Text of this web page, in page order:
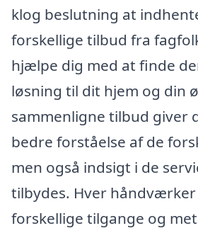
klog beslutning at
forskellige tilbud fra
hjælpe dig med at finde
løsning til dit hjem og din
sammenligne tilbud giver
bedre forståelse af de
men også indsigt i de
tilbydes. Hver håndværker
forskellige tilgange og